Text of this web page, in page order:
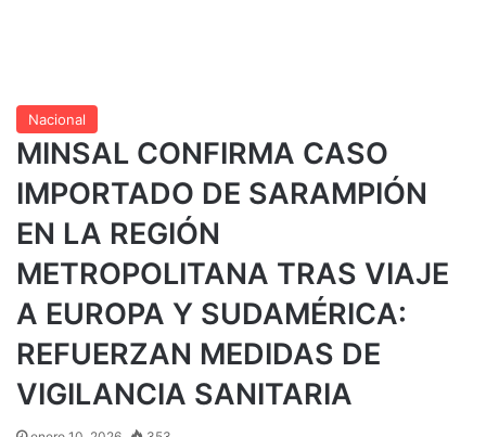
Nacional
MINSAL CONFIRMA CASO
IMPORTADO DE SARAMPIÓN
EN LA REGIÓN
METROPOLITANA TRAS VIAJE
A EUROPA Y SUDAMÉRICA:
REFUERZAN MEDIDAS DE
VIGILANCIA SANITARIA